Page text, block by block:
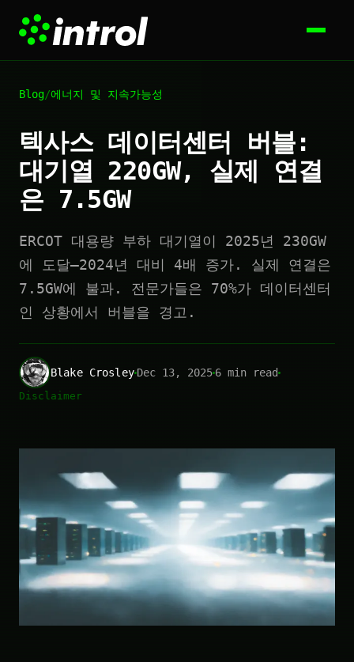
Blog/에너지 및 지속가능성
텍사스 데이터센터 버블:
대기열 220GW, 실제 연결
은 7.5GW
ERCOT 대용량 부하 대기열이 2025년 230GW
에 도달—2024년 대비 4배 증가. 실제 연결은
7.5GW에 불과. 전문가들은 70%가 데이터센터
인 상황에서 버블을 경고.
Blake CrosleyDec 13, 20256 min read
Disclaimer